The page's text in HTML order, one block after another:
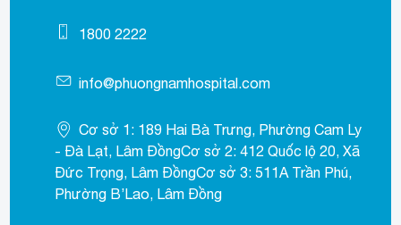
1800 2222
info@phuongnamhospital.com
Cơ sở 1: 189 Hai Bà Trưng, Phường Cam Ly
- Đà Lạt, Lâm ĐồngCơ sở 2: 412 Quốc lộ 20, Xã
Đức Trọng, Lâm ĐồngCơ sở 3: 511A Trần Phú,
Phường B’Lao, Lâm Đồng